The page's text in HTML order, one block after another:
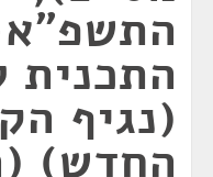
התכנית
(נגיף
החדש)